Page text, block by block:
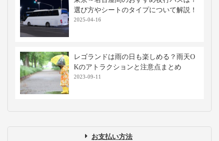
選び方やシートのタイプについて解説！
2025-04-16
レゴランドは雨の日も楽しめる？雨天O
Kのアトラクションと注意点まとめ
2023-09-11
お支払い方法